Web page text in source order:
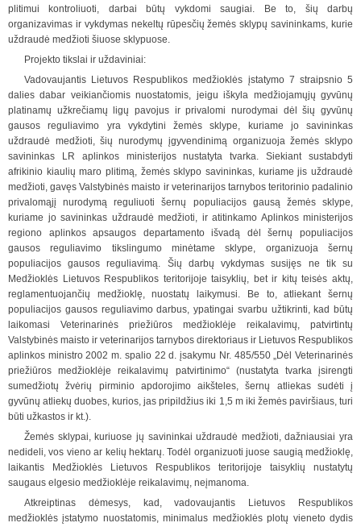
plitimui kontroliuoti, darbai būtų vykdomi saugiai. Be to, šių darbų
organizavimas ir vykdymas nekeltų rūpesčių žemės sklypų savininkams, kurie
uždraudė medžioti šiuose sklypuose.
Projekto tikslai ir uždaviniai:
Vadovaujantis Lietuvos Respublikos medžioklės įstatymo 7 straipsnio 5
dalies dabar veikiančiomis nuostatomis, jeigu iškyla medžiojamųjų gyvūnų
platinamų užkrečiamų ligų pavojus ir privalomi nurodymai dėl šių gyvūnų
gausos reguliavimo yra vykdytini žemės sklype, kuriame jo savininkas
uždraudė medžioti, šių nurodymų įgyvendinimą organizuoja žemės sklypo
savininkas LR aplinkos ministerijos nustatyta tvarka. Siekiant sustabdyti
afrikinio kiaulių maro plitimą, žemės sklypo savininkas, kuriame jis uždraudė
medžioti, gavęs Valstybinės maisto ir veterinarijos tarnybos teritorinio padalinio
privalomąjį nurodymą reguliuoti šernų populiacijos gausą žemės sklype,
kuriame jo savininkas uždraudė medžioti, ir atitinkamo Aplinkos ministerijos
regiono aplinkos apsaugos departamento išvadą dėl šernų populiacijos
gausos reguliavimo tikslingumo minėtame sklype, organizuoja šernų
populiacijos gausos reguliavimą. Šių darbų vykdymas susijęs ne tik su
Medžioklės Lietuvos Respublikos teritorijoje taisyklių, bet ir kitų teisės aktų,
reglamentuojančių medžioklę, nuostatų laikymusi. Be to, atliekant šernų
populiacijos gausos reguliavimo darbus, ypatingai svarbu užtikrinti, kad būtų
laikomasi Veterinarinės priežiūros medžioklėje reikalavimų, patvirtintų
Valstybinės maisto ir veterinarijos tarnybos direktoriaus ir Lietuvos Respublikos
aplinkos ministro 2002 m. spalio 22 d. įsakymu Nr. 485/550 „Dėl Veterinarinės
priežiūros medžioklėje reikalavimų patvirtinimo“ (nustatyta tvarka įsirengti
sumedžiotų žvėrių pirminio apdorojimo aikšteles, šernų atliekas sudėti į
gyvūnų atliekų duobes, kurios, jas pripildžius iki 1,5 m iki žemės paviršiaus, turi
būti užkastos ir kt.).
Žemės sklypai, kuriuose jų savininkai uždraudė medžioti, dažniausiai yra
nedideli, vos vieno ar kelių hektarų. Todėl organizuoti juose saugią medžioklę,
laikantis Medžioklės Lietuvos Respublikos teritorijoje taisyklių nustatytų
saugaus elgesio medžioklėje reikalavimų, neįmanoma.
Atkreiptinas dėmesys, kad, vadovaujantis Lietuvos Respublikos
medžioklės įstatymo nuostatomis, minimalus medžioklės plotų vieneto dydis